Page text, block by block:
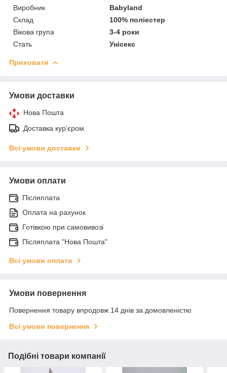
Виробник
Babyland
Склад
100% поліестер
Вікова група
3-4 роки
Стать
Унісекс
Приховати
Умови доставки
Нова Пошта
Доставка кур'єром
Всі умови доставки
Умови оплати
Післяплата
Оплата на рахунок
Готівкою при самовивозі
Післяплата "Нова Пошта"
Всі умови оплати
Умови повернення
Повернення товару впродовж 14 днів за домовленістю
Всі умови повернення
Подібні товари компанії